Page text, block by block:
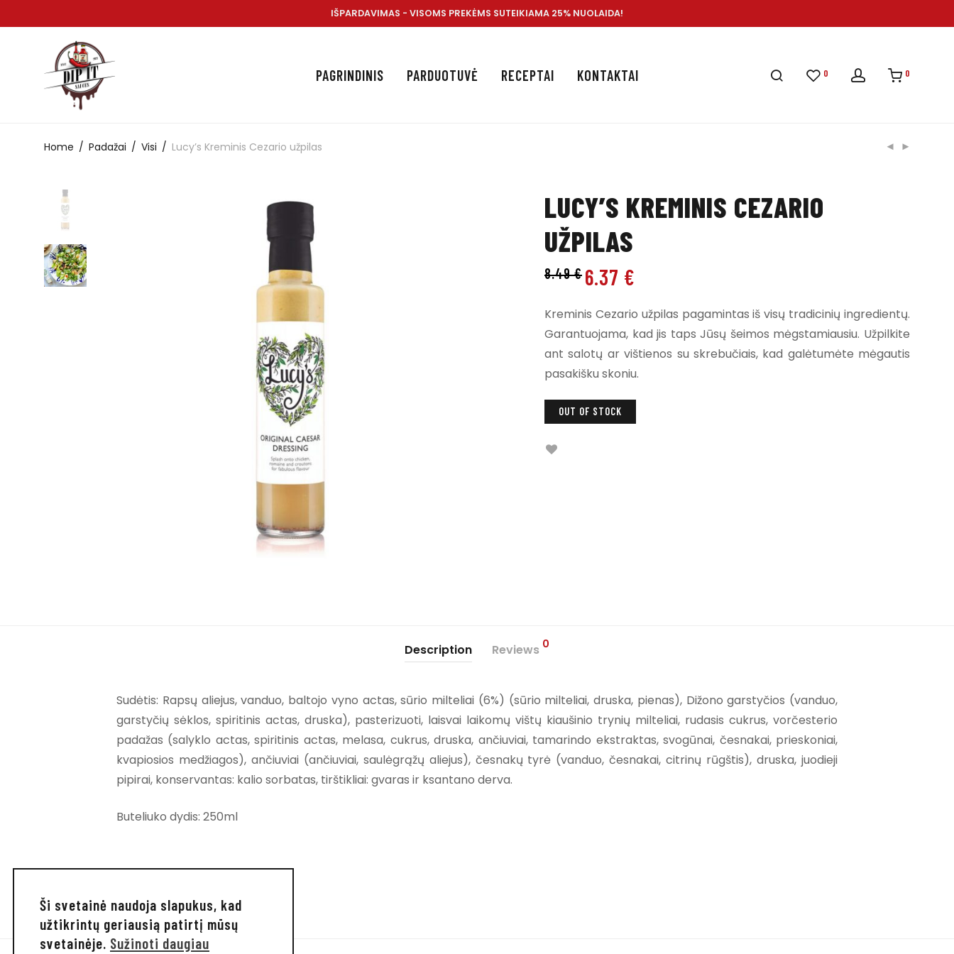
Ši svetainė naudoja slapukus, kad
užtikrintų geriausią patirtį mūsų
svetainėje. Sužinoti daugiau
IŠPARDAVIMAS - VISOMS PREKĖMS SUTEIKIAMA 25% NUOLAIDA!
PAGRINDINIS PARDUOTUVĖ RECEPTAI KONTAKTAI 0 0
Home / Padažai / Visi / Lucy’s Kreminis Cezario užpilas
LUCY’S KREMINIS CEZARIO
UŽPILAS
8.49€ 6.37 €
Kreminis Cezario užpilas pagamintas iš visų tradicinių ingredientų.
Garantuojama, kad jis taps Jūsų šeimos mėgstamiausiu. Užpilkite
ant salotų ar vištienos su skrebučiais, kad galėtumėte mėgautis
pasakišku skoniu.
OUT OF STOCK
Description Reviews 0
Sudėtis: Rapsų aliejus, vanduo, baltojo vyno actas, sūrio milteliai (6%) (sūrio milteliai, druska, pienas), Dižono garstyčios (vanduo,
garstyčių sėklos, spiritinis actas, druska), pasterizuoti, laisvai laikomų vištų kiaušinio trynių milteliai, rudasis cukrus, vorčesterio
padažas (salyklo actas, spiritinis actas, melasa, cukrus, druska, ančiuviai, tamarindo ekstraktas, svogūnai, česnakai, prieskoniai,
kvapiosios medžiagos), ančiuviai (ančiuviai, saulėgrąžų aliejus), česnakų tyrė (vanduo, česnakai, citrinų rūgštis), druska, juodieji
pipirai, konservantas: kalio sorbatas, tirštikliai: gvaras ir ksantano derva.
Buteliuko dydis: 250ml